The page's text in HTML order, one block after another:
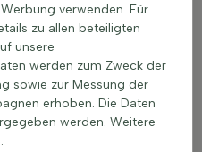
verwenden. Für
zu allen beteiligten
unsere
werden zum Zweck der
sowie zur Messung der
erhoben. Die Daten
werden. Weitere
.